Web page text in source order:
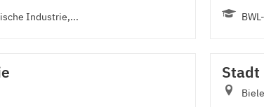
Industrie,...
Stadt